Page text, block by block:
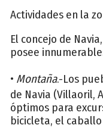
Actividades en la
El concejo de
posee
• Montaña.-Los
de Navia (Villaoril,
óptimos para
bicicleta, el